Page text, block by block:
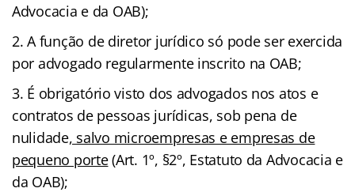
Advocacia e da OAB);
A função de diretor jurídico só pode ser exercida
por advogado regularmente inscrito na OAB;
É obrigatório visto dos advogados nos atos e
contratos de pessoas jurídicas, sob pena de
nulidade, salvo microempresas e empresas de
pequeno porte(Art. 1º, §2º, Estatuto da Advocacia e
da OAB);